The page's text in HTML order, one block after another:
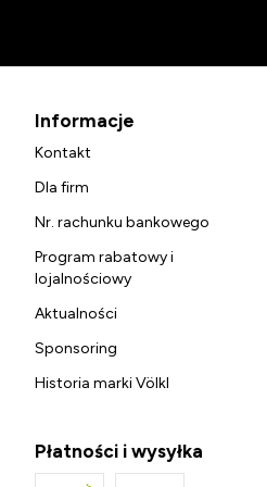
Informacje
Kontakt
Dla firm
Nr. rachunku bankowego
Program rabatowy i
lojalnościowy
Aktualności
Sponsoring
Historia marki Völkl
Płatności i wysyłka